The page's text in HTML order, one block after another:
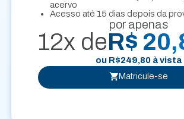
acervo
Acesso até 15 dias depois da
por apenas
12x deR$
ou R$249,80 à vista
Matricule-se